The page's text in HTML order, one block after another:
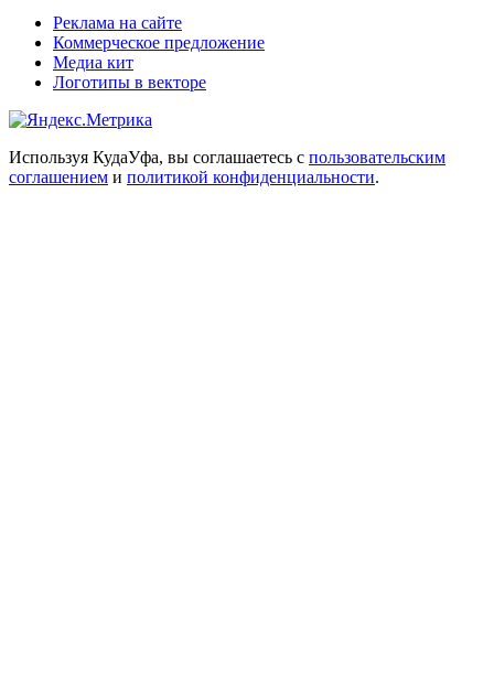
Реклама на сайте
Коммерческое предложение
Медиа кит
Логотипы в векторе
Используя КудаУфа, вы соглашаетесь с пользовательским
соглашением и политикой конфиденциальности.